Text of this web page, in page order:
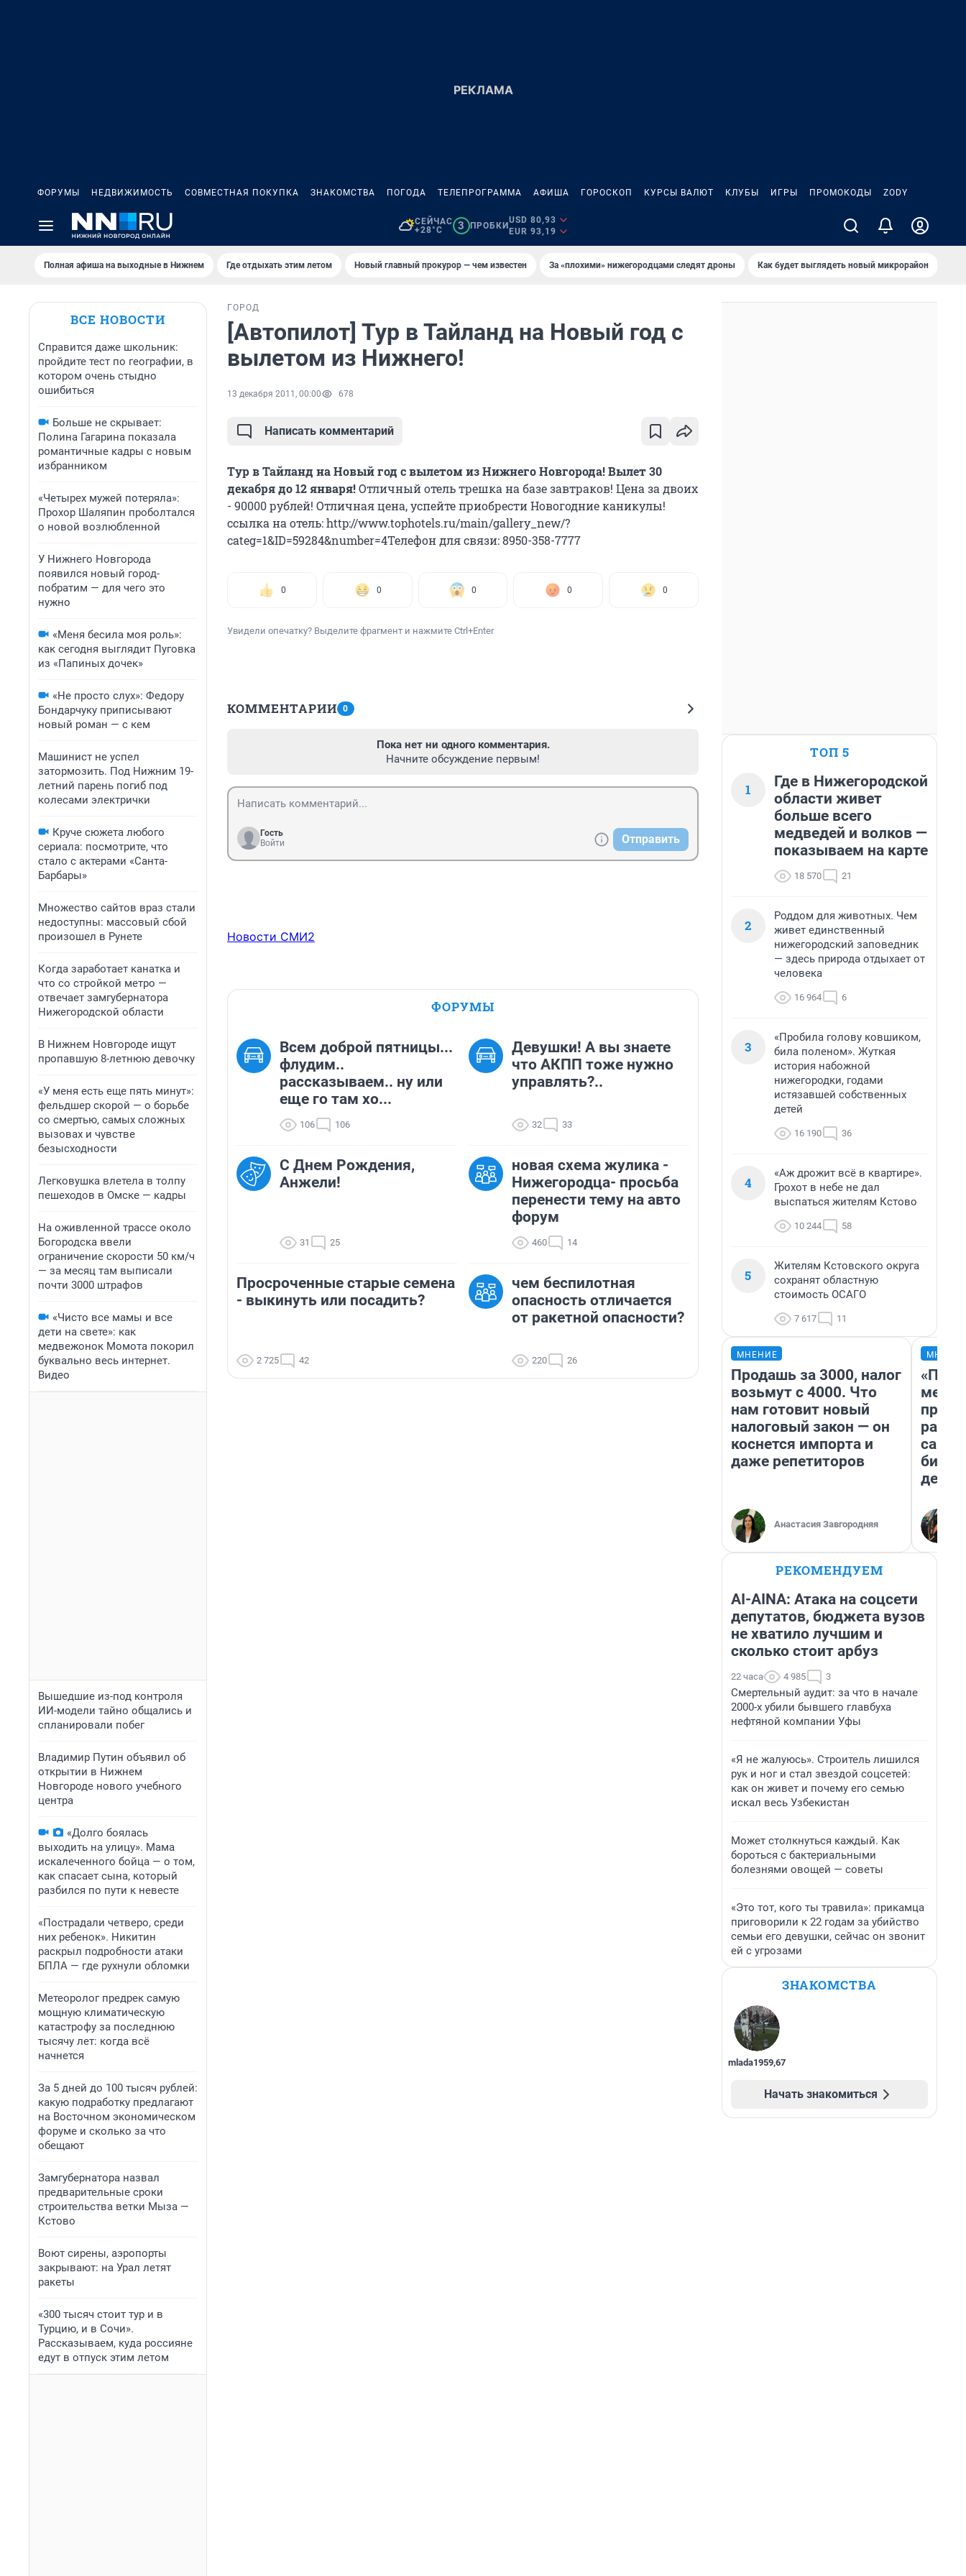
ФОРУМЫ НЕДВИЖИМОСТЬ СОВМЕСТНАЯ ПОКУПКА ЗНАКОМСТВА ПОГОДА ТЕЛЕПРОГРАММА АФИША ГОРОСКОП КУРСЫ ВАЛЮТ КЛУБЫ ИГРЫ ПРОМОКОДЫ ZODY
СЕЙЧАС
+28°C
3 ПРОБКИ
USD 80,93
EUR 93,19
Полная афиша на выходные в Нижнем Где отдыхать этим летом Новый главный прокурор — чем известен За «плохими» нижегородцами следят дроны Как будет выглядеть новый микрорайон
ВСЕ НОВОСТИ
Справится даже школьник:
пройдите тест по географии, в
котором очень стыдно
ошибиться
Больше не скрывает:
Полина Гагарина показала
романтичные кадры с новым
избранником
«Четырех мужей потеряла»:
Прохор Шаляпин проболтался
о новой возлюбленной
У Нижнего Новгорода
появился новый город-
побратим — для чего это
нужно
«Меня бесила моя роль»:
как сегодня выглядит Пуговка
из «Папиных дочек»
«Не просто слух»: Федору
Бондарчуку приписывают
новый роман — с кем
Машинист не успел
затормозить. Под Нижним 19-
летний парень погиб под
колесами электрички
Круче сюжета любого
сериала: посмотрите, что
стало с актерами «Санта-
Барбары»
Множество сайтов враз стали
недоступны: массовый сбой
произошел в Рунете
Когда заработает канатка и
что со стройкой метро —
отвечает замгубернатора
Нижегородской области
В Нижнем Новгороде ищут
пропавшую 8-летнюю девочку
«У меня есть еще пять минут»:
фельдшер скорой — о борьбе
со смертью, самых сложных
вызовах и чувстве
безысходности
Легковушка влетела в толпу
пешеходов в Омске — кадры
На оживленной трассе около
Богородска ввели
ограничение скорости 50 км/ч
— за месяц там выписали
почти 3000 штрафов
«Чисто все мамы и все
дети на свете»: как
медвежонок Момота покорил
буквально весь интернет.
Видео
Вышедшие из-под контроля
ИИ-модели тайно общались и
спланировали побег
Владимир Путин объявил об
открытии в Нижнем
Новгороде нового учебного
центра
«Долго боялась
выходить на улицу». Мама
искалеченного бойца — о том,
как спасает сына, который
разбился по пути к невесте
«Пострадали четверо, среди
них ребенок». Никитин
раскрыл подробности атаки
БПЛА — где рухнули обломки
Метеоролог предрек самую
мощную климатическую
катастрофу за последнюю
тысячу лет: когда всё
начнется
За 5 дней до 100 тысяч рублей:
какую подработку предлагают
на Восточном экономическом
форуме и сколько за что
обещают
Замгубернатора назвал
предварительные сроки
строительства ветки Мыза —
Кстово
Воют сирены, аэропорты
закрывают: на Урал летят
ракеты
«300 тысяч стоит тур и в
Турцию, и в Сочи».
Рассказываем, куда россияне
едут в отпуск этим летом
ГОРОД
[Автопилот] Тур в Тайланд на Новый год с
вылетом из Нижнего!
13 декабря 2011, 00:00 678
Написать комментарий
Тур в Тайланд на Новый год с вылетом из Нижнего Новгорода! Вылет 30
декабря до 12 января!Отличный отель трешка на базе завтраков! Цена за двоих
- 90000 рублей! Отличная цена, успейте приобрести Новогодние каникулы!
ссылка на отель: http://www.tophotels.ru/main/gallery_new/?
categ=1&ID=59284&number=4Телефон для связи: 8950-358-7777
0 0 0 0 0
Увидели опечатку? Выделите фрагмент и нажмите Ctrl+Enter
КОММЕНТАРИИ 0
Пока нет ни одного комментария.
Начните обсуждение первым!
Гость
Войти
Отправить
Новости СМИ2
ФОРУМЫ
Всем доброй пятницы...
флудим..
рассказываем.. ну или
еще го там хо...
106 106
Девушки! А вы знаете
что АКПП тоже нужно
управлять?..
32 33
С Днем Рождения,
Анжели!
31 25
новая схема жулика -
Нижегородца- просьба
перенести тему на авто
форум
460 14
Просроченные старые семена
- выкинуть или посадить?
2 725 42
чем беспилотная
опасность отличается
от ракетной опасности?
220 26
ТОП 5
1
Где в Нижегородской
области живет
больше всего
медведей и волков —
показываем на карте
18 570 21
2
Роддом для животных. Чем
живет единственный
нижегородский заповедник
— здесь природа отдыхает от
человека
16 964 6
3
«Пробила голову ковшиком,
била поленом». Жуткая
история набожной
нижегородки, годами
истязавшей собственных
детей
16 190 36
4
«Аж дрожит всё в квартире».
Грохот в небе не дал
выспаться жителям Кстово
10 244 58
5
Жителям Кстовского округа
сохранят областную
стоимость ОСАГО
7 617 11
МНЕНИЕ
Продашь за 3000, налог
возьмут с 4000. Что
нам готовит новый
налоговый закон — он
коснется импорта и
даже репетиторов
Анастасия Завгородняя
РЕКОМЕНДУЕМ
AI-AINA: Атака на соцсети
депутатов, бюджета вузов
не хватило лучшим и
сколько стоит арбуз
22 часа 4 985 3
Смертельный аудит: за что в начале
2000-х убили бывшего главбуха
нефтяной компании Уфы
«Я не жалуюсь». Строитель лишился
рук и ног и стал звездой соцсетей:
как он живет и почему его семью
искал весь Узбекистан
Может столкнуться каждый. Как
бороться с бактериальными
болезнями овощей — советы
«Это тот, кого ты травила»: прикамца
приговорили к 22 годам за убийство
семьи его девушки, сейчас он звонит
ей с угрозами
ЗНАКОМСТВА
mlada1959,67
Начать знакомиться